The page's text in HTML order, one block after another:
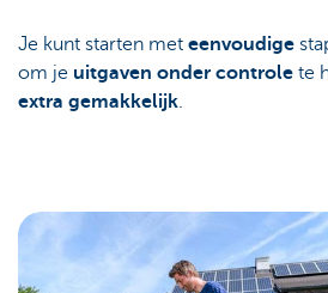
Je kunt starten met eenvoudige
om je uitgaven onder controle te
extra gemakkelijk.